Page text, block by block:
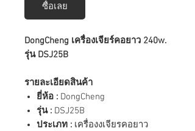
ซื้อเลย
DongCheng เครื่องเจียร์คอยาว 240w.
รุ่น DSJ25B
รายละเอียดสินค้า
ยี่ห้อ : DongCheng
รุ่น : DSJ25B
ประเภท : เครื่องงเจียรคอยาว